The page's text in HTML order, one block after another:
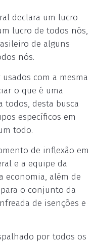
declara um lucro
lucro de todos nós,
de alguns
nós.
com a mesma
o que é uma
desta busca
específicos em
todo.
de inflexão em
e a equipe da
economia, além de
o conjunto da
de isenções e
por todos os